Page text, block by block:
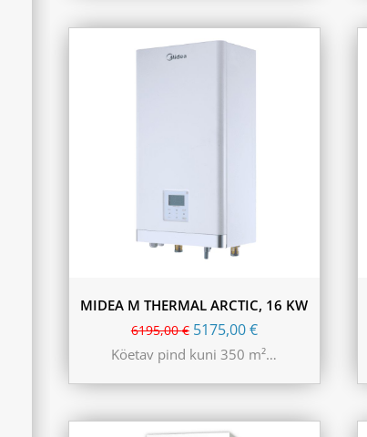
MIDEA M THERMAL ARCTIC, 16 KW
6195,00€ 5175,00€
Köetav pind kuni 350 m²…